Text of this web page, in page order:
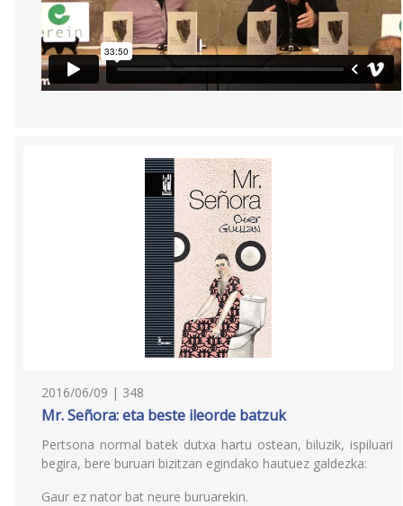
2016/06/09 | 348
Mr. Señora: eta beste ileorde batzuk
Pertsona normal batek dutxa hartu ostean, biluzik, ispiluari
begira, bere buruari bizitzan egindako hautuez galdezka:
Gaur ez nator bat neure buruarekin.